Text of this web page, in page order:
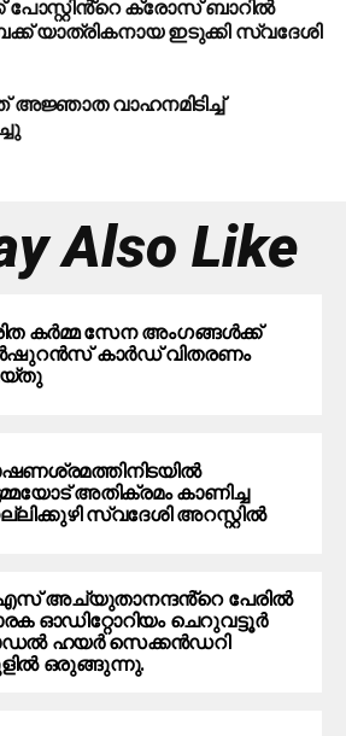
പോസ്റ്റിൻ്റെ ക്രോസ് ബാറില്‍
യാത്രികനായ ഇടുക്കി സ്വദേശി
വാഹനമിടിച്ച്
Also Like
കർമ്മ സേന അംഗങ്ങൾക്ക്
കാർഡ് വിതരണം
അതിക്രമം കാണിച്ച
സ്വദേശി അറസ്റ്റില്‍
എസ് അച്യുതാനന്ദൻ്റെ പേരിൽ
ഓഡിറ്റോറിയം ചെറുവട്ടൂർ
ഹയർ സെക്കൻഡറി
ഒരുങ്ങുന്നു.